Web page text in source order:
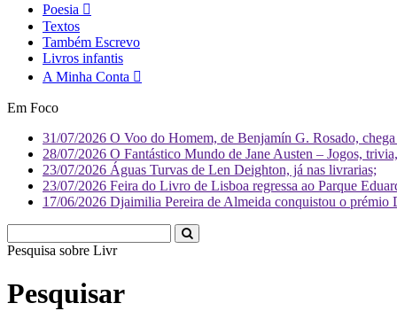
Poesia
Textos
Também Escrevo
Livros infantis
A Minha Conta
Em Foco
31/07/2026 O Voo do Homem, de Benjamín G. Rosado,
28/07/2026 O Fantástico Mundo de Jane Austen – Jogos,
23/07/2026 Águas Turvas de Len Deighton, já nas livrarias;
23/07/2026 Feira do Livro de Lisboa regressa ao Parque
17/06/2026 Djaimilia Pereira de Almeida conquistou o
Pesquisa sobre Literatura
Pesquisar